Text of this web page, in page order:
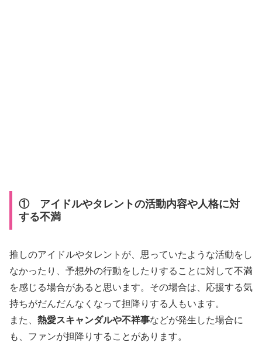
① アイドルやタレントの活動内容や人格に対
する不満
推しのアイドルやタレントが、思っていたような活動をし
なかったり、予想外の行動をしたりすることに対して不満
を感じる場合があると思います。その場合は、応援する気
持ちがだんだんなくなって担降りする人もいます。
また、 熱愛スキャンダルや不祥事などが発生した場合に
も、ファンが担降りすることがあります。